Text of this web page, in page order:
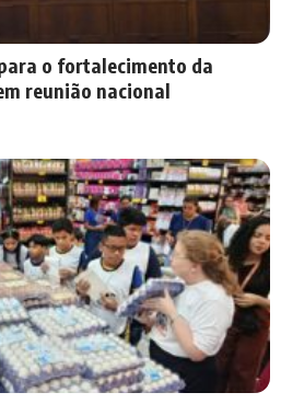
o fortalecimento da
reunião nacional